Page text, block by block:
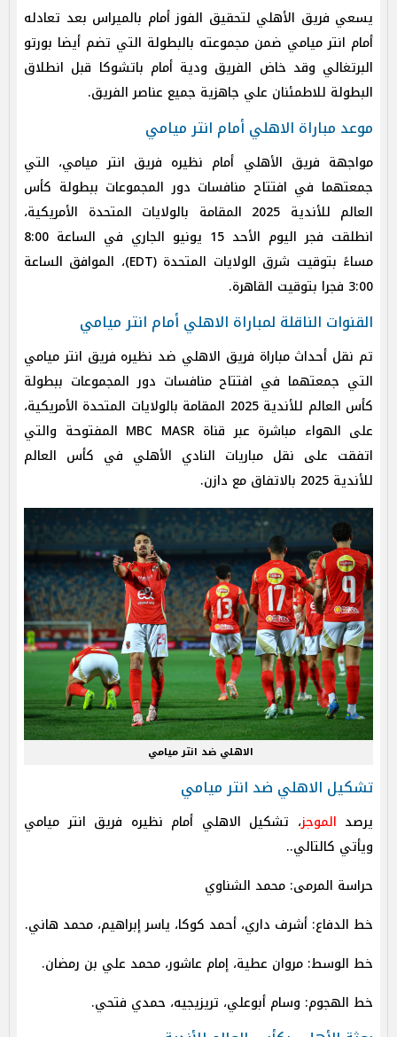
يسعي فريق الأهلي لتحقيق الفوز أمام بالميراس بعد تعادله
أمام انتر ميامي ضمن مجموعته بالبطولة التي تضم أيضا بورتو
البرتغالي وقد خاض الفريق ودية أمام باتشوكا قبل انطلاق
البطولة للاطمئنان علي جاهزية جميع عناصر الفريق.
موعد مباراة الاهلي أمام انتر ميامي
مواجهة فريق الأهلي أمام نظيره فريق انتر ميامي، التي
جمعتهما في افتتاح منافسات دور المجموعات ببطولة كأس
العالم للأندية 2025 المقامة بالولايات المتحدة الأمريكية،
انطلقت فجر اليوم الأحد 15 يونيو الجاري في الساعة 8:00
مساءً بتوقيت شرق الولايات المتحدة (EDT)، الموافق الساعة
3:00 فجرا بتوقيت القاهرة.
القنوات الناقلة لمباراة الاهلي أمام انتر ميامي
تم نقل أحداث مباراة فريق الاهلي ضد نظيره فريق انتر ميامي
التي جمعتهما في افتتاح منافسات دور المجموعات ببطولة
كأس العالم للأندية 2025 المقامة بالولايات المتحدة الأمريكية،
على الهواء مباشرة
عبر قناة MBC MASR المفتوحة والتي
اتفقت على نقل مباريات النادي الأهلي في كأس العالم
للأندية 2025 بالاتفاق مع دازن.
الاهلي ضد انتر ميامي
تشكيل الاهلي ضد انتر ميامي
يرصد الموجز، تشكيل الاهلي أمام نظيره فريق انتر ميامي
ويأتي كالتالي..
حراسة المرمى: محمد الشناوي
خط الدفاع: أشرف داري، أحمد كوكا، ياسر إبراهيم، محمد هاني.
خط الوسط: مروان عطية، إمام عاشور، محمد علي بن رمضان.
خط الهجوم: وسام أبوعلي، تريزيجيه، حمدي فتحي.